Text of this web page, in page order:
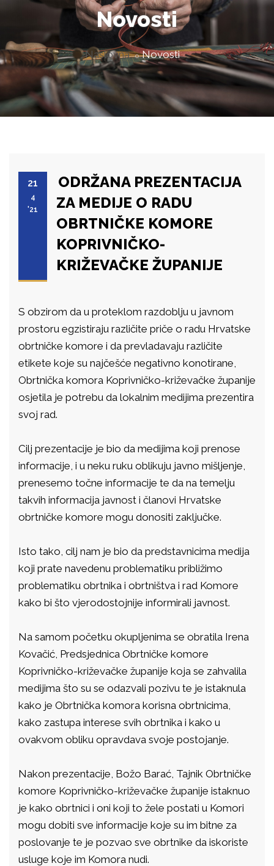
Novosti
Naslovna Novosti
21
4
'21
ODRŽANA PREZENTACIJA
ZA MEDIJE O RADU
OBRTNIČKE KOMORE
KOPRIVNIČKO-
KRIŽEVAČKE ŽUPANIJE
S obzirom da u proteklom razdoblju u javnom
prostoru egzistiraju različite priče o radu Hrvatske
obrtničke komore i da prevladavaju različite
etikete koje su najčešće negativno konotirane,
Obrtnička komora Koprivničko-križevačke županije
osjetila je potrebu da lokalnim medijima prezentira
svoj rad.
Cilj prezentacije je bio da medijima koji prenose
informacije, i u neku ruku oblikuju javno mišljenje,
prenesemo točne informacije te da na temelju
takvih informacija javnost i članovi Hrvatske
obrtničke komore mogu donositi zaključke.
Isto tako, cilj nam je bio da predstavnicima medija
koji prate navedenu problematiku približimo
problematiku obrtnika i obrtništva i rad Komore
kako bi što vjerodostojnije informirali javnost.
Na samom početku okupljenima se obratila Irena
Kovačić, Predsjednica Obrtničke komore
Koprivničko-križevačke županije koja se zahvalila
medijima što su se odazvali pozivu te je istaknula
kako je Obrtnička komora korisna obrtnicima,
kako zastupa interese svih obrtnika i kako u
ovakvom obliku opravdava svoje postojanje.
Nakon prezentacije, Božo Barać, Tajnik Obrtničke
komore Koprivničko-križevačke županije istaknuo
je kako obrtnici i oni koji to žele postati u Komori
mogu dobiti sve informacije koje su im bitne za
poslovanje te je pozvao sve obrtnike da iskoriste
usluge koje im Komora nudi.